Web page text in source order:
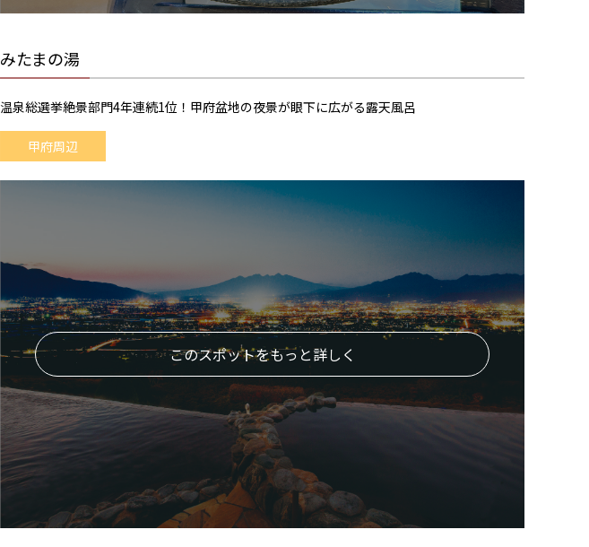
みたまの湯
温泉総選挙絶景部門4年連続1位！甲府盆地の夜景が眼下に広がる露天風呂
甲府周辺
このスポットをもっと詳しく